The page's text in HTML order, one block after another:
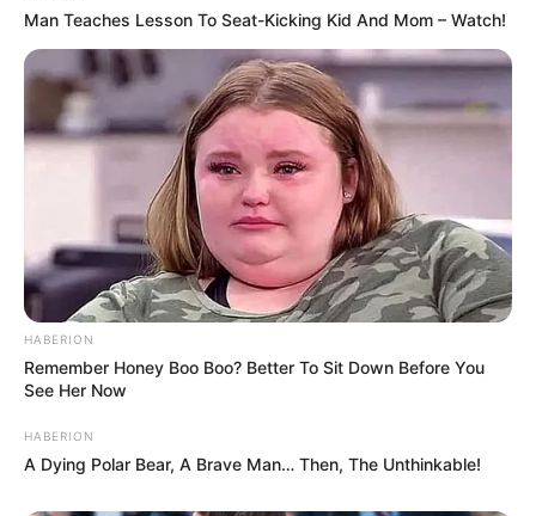
Man Teaches Lesson To Seat-Kicking Kid And Mom – Watch!
HABERION
Remember Honey Boo Boo? Better To Sit Down Before You
See Her Now
HABERION
A Dying Polar Bear, A Brave Man… Then, The Unthinkable!